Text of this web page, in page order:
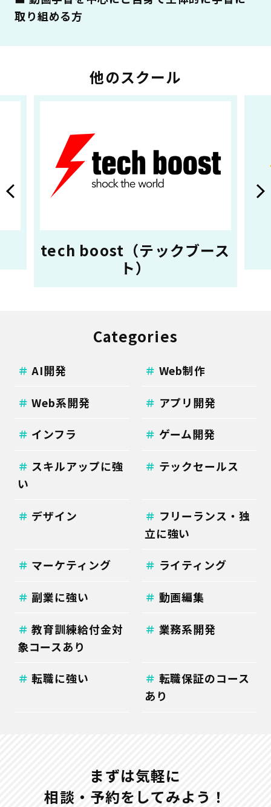
取り組める方
他のスクール
tech boost（テックブース
ト）
Categories
AI開発 Web制作
Web系開発 アプリ開発
インフラ ゲーム開発
スキルアップに強
い
テックセールス
デザイン
フリーランス・独
立に強い
マーケティング ライティング
副業に強い 動画編集
教育訓練給付金対
象コースあり
業務系開発
転職に強い
転職保証のコース
あり
まずは気軽に
相談・予約をしてみよう！